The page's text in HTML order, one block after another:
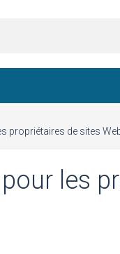
propriétaires de sites
les